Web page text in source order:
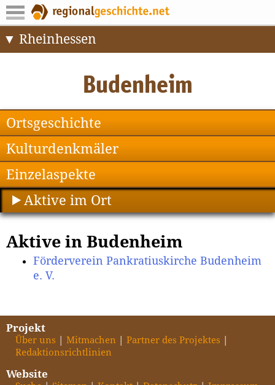
Rheinhessen
Ortsgeschichte
Kulturdenkmäler
Einzelaspekte
Aktive im Ort
Aktive in Budenheim
Förderverein Pankratiuskirche Budenheim
e. V.
Projekt
Über uns Mitmachen
Partner des Projektes
Redaktionsrichtlinien
Website